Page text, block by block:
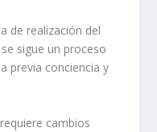
de realización del
sigue un proceso
previa conciencia y
cambios